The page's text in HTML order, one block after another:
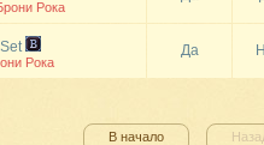
Рока
Рока
Да
В начало